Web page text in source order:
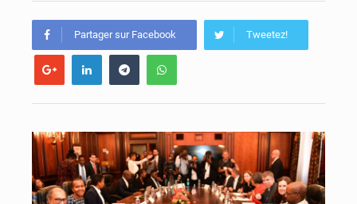
Partager sur Facebook Tweetez!